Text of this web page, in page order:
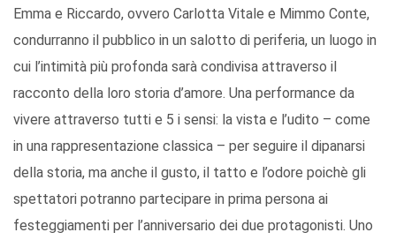
Emma e Riccardo, ovvero Carlotta Vitale e Mimmo Conte,
condurranno il pubblico in un salotto di periferia, un luogo in
cui l’intimità più profonda sarà condivisa attraverso il
racconto della loro storia d’amore. Una performance da
vivere attraverso tutti e 5 i sensi: la vista e l’udito – come
in una rappresentazione classica – per seguire il dipanarsi
della storia, ma anche il gusto, il tatto e l’odore poichè gli
spettatori potranno partecipare in prima persona ai
festeggiamenti per l’anniversario dei due protagonisti. Uno